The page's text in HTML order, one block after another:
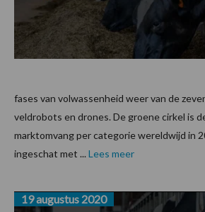
fases van volwassenheid weer van de
veldrobots en drones. De groene cirkel is
marktomvang per categorie wereldwijd in
ingeschat met ... Lees meer
19 augustus 2020